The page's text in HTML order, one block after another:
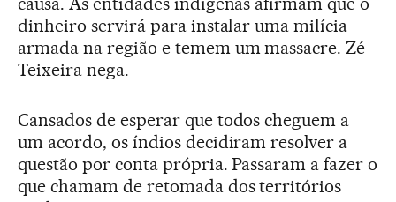
dinheiro servirá para instalar uma milícia
armada na região e temem um massacre. Zé
Teixeira nega.
Cansados de esperar que todos cheguem a
um acordo, os índios decidiram resolver a
questão por conta própria. Passaram a fazer o
que chamam de retomada dos territórios